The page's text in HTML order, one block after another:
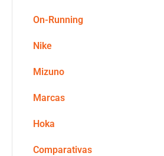
On-Running
Nike
Mizuno
Marcas
Hoka
Comparativas